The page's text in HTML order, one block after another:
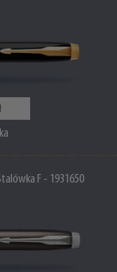
F - 1931650